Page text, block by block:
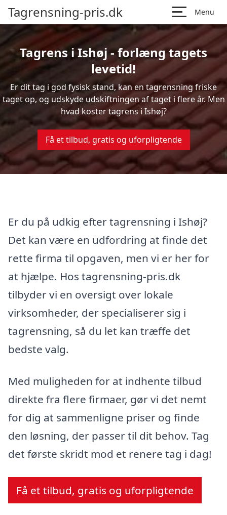
Tagrensning-pris.dk Menu
Tagrens i Ishøj - forlæng tagets
levetid!
Er dit tag i god fysisk stand, kan en tagrensning friske
taget op, og udskyde udskiftningen af taget i flere år. Men
hvad koster tagrens i Ishøj?
Få et tilbud, gratis og uforpligtende
Er du på udkig efter tagrensning i Ishøj?
Det kan være en udfordring at finde det
rette firma til opgaven, men vi er her for
at hjælpe. Hos tagrensning-pris.dk
tilbyder vi en oversigt over lokale
virksomheder, der specialiserer sig i
tagrensning, så du let kan træffe det
bedste valg.
Med muligheden for at indhente tilbud
direkte fra flere firmaer, gør vi det nemt
for dig at sammenligne priser og finde
den løsning, der passer til dit behov. Tag
det første skridt mod et renere tag i dag!
Få et tilbud, gratis og uforpligtende